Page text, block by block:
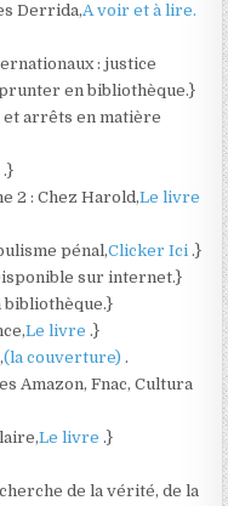
Derrida,A voir et à lire.
: justice
en bibliothèque.}
et arrêts en matière
.}
2 : Chez Harold,Le livre
pénal,Clicker Ici.}
sur internet.}
bibliothèque.}
Le livre.}
(la couverture).
Amazon, Fnac, Cultura
Le livre.}
de la vérité, de la